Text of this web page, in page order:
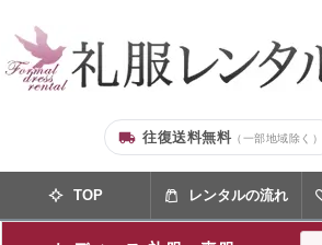
往復送料無料（一部地域除く）
TOP レンタルの流れ